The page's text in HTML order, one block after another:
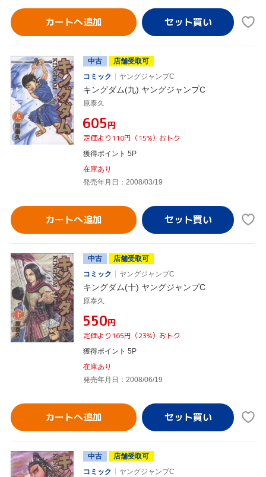
カートへ追加
中古
店舗受取可
コミック
ヤングジャンプC
キングダム(九) ヤングジャンプC
原泰久
¥605円
定価より110円（15%）おトク
獲得ポイント 5P
在庫あり
発売年月日：2008/03/19
カートへ追加
中古
店舗受取可
コミック
ヤングジャンプC
キングダム(十) ヤングジャンプC
原泰久
¥550円
定価より165円（23%）おトク
獲得ポイント 5P
在庫あり
発売年月日：2008/06/19
カートへ追加
中古
店舗受取可
コミック
ヤングジャンプC